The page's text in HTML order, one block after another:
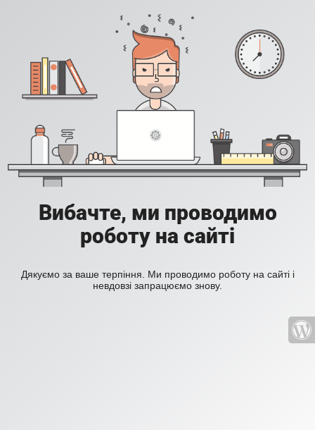
Вибачте, ми проводимо
роботу на сайті
Дякуємо за ваше терпіння. Ми проводимо роботу на сайті і
невдовзі запрацюємо знову.